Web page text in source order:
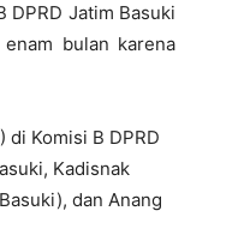
DPRD Jatim Basuki
bulan karena
di Komisi B DPRD
Kadisnak
dan Anang